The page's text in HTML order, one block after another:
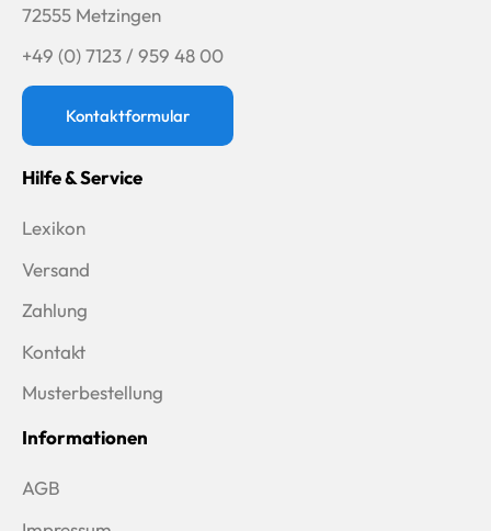
72555 Metzingen
+49 (0) 7123 / 959 48 00
Kontaktformular
Hilfe & Service
Lexikon
Versand
Zahlung
Kontakt
Musterbestellung
Informationen
AGB